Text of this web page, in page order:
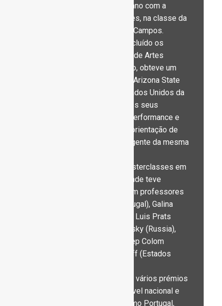
de Santarém, o Curso de Piano com a
classificação de vinte valores, na classe da
Professora Maria Filomena Campos.
Em 2010, depois de ter concluído os
estudos na Escola Superior de Artes
Aplicadas de Castelo Branco, obteve um
“Special Talent Award” pela Arizona State
University em Phoenix (Estados Unidos da
América) onde aprofundou os seus
conhecimentos na área da performance e
música de câmara, sobre a orientação de
Caio Pagano, Professor Regente da mesma
Frequenta regularmente Masterclasses em
Portugal e no estrangeiro onde teve
oportunidade de estudar com professores
como, Sequeira Costa (Portugal), Galina
Eguiazarova (Russia), Jorge Luis Prats
(Cuba), Mikhail Vosskresensky (Russia),
Boris Berman (Russia), Josep Colom
(Espanha) e Michel Pridonoff (Estados
André Piolanti é detentor de vários prémios
em concursos de Piano a nível nacional e
internacional, em países como Portugal,